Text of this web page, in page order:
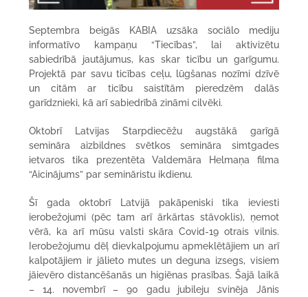
Septembra beigās KABIA uzsāka sociālo mediju
informatīvo kampaņu “Tiecības”, lai aktivizētu
sabiedrībā jautājumus, kas skar ticību un garīgumu.
Projektā par savu ticības ceļu, lūgšanas nozīmi dzīvē
un citām ar ticību saistītām pieredzēm dalās
garīdznieki, kā arī sabiedrībā zināmi cilvēki.
Oktobrī Latvijas Starpdiecēžu augstākā garīgā
semināra aizbildnes svētkos semināra simtgades
ietvaros tika prezentēta Valdemāra Helmaņa filma
“Aicinājums” par semināristu ikdienu.
Šī gada oktobrī Latvijā pakāpeniski tika ieviesti
ierobežojumi (pēc tam arī ārkārtas stāvoklis), ņemot
vērā, ka arī mūsu valsti skāra Covid-19 otrais vilnis.
Ierobežojumu dēļ dievkalpojumu apmeklētājiem un arī
kalpotājiem ir jālieto mutes un deguna izsegs, visiem
jāievēro distancēšanās un higiēnas prasības. Šajā laikā
– 14. novembrī – 90 gadu jubileju svinēja Jānis